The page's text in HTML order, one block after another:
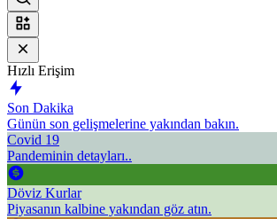
Hızlı Erişim
Son Dakika
Günün son gelişmelerine yakından bakın.
Covid 19
Pandeminin detayları..
Döviz Kurlar
Piyasanın kalbine yakından göz atın.